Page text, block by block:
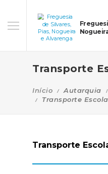
Transporte
Início Autarquia
Transporte
Transporte